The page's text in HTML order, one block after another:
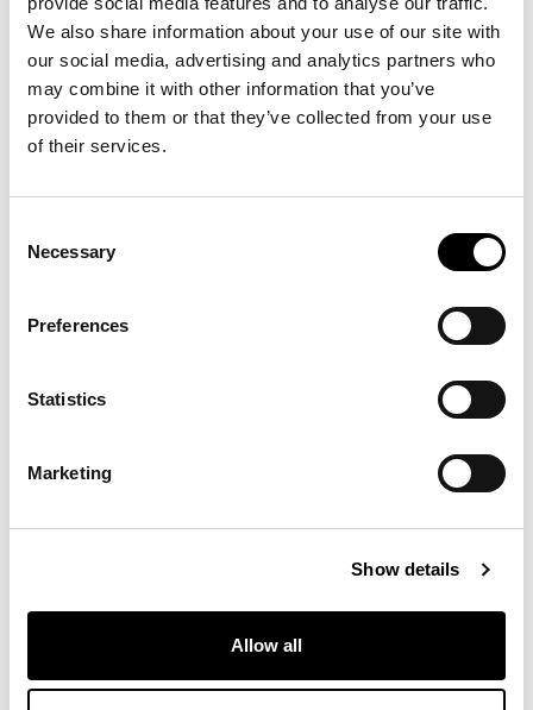
We also share information about your use of our site with
our social media, advertising and analytics partners who
may combine it with other information that you’ve
provided to them or that they’ve collected from your use
of their services.
Selection
Necessary
Preferences
Statistics
Marketing
Show details
Allow all
Black Onyx Rosso imperiale Imperial grey
Calacatta Laurent Gris Ardesia
vecchia
Céramique
Rosso imperiale